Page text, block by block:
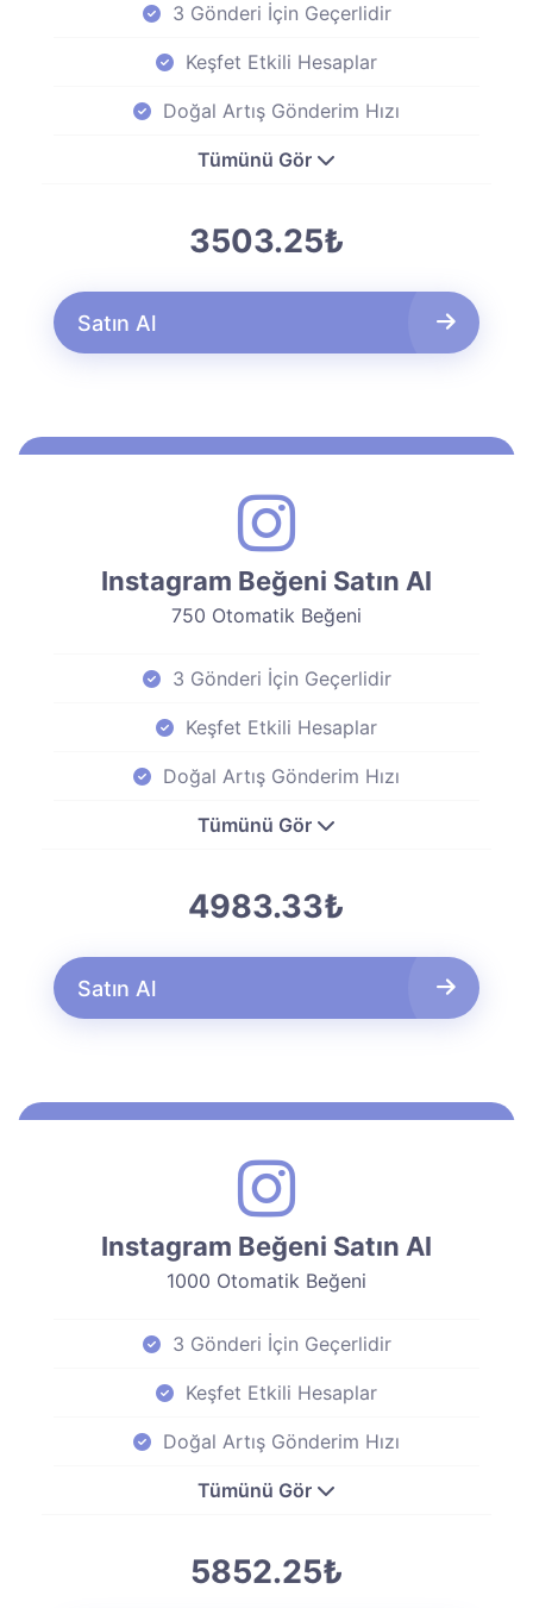
3 Gönderi İçin Geçerlidir
Keşfet Etkili Hesaplar
Doğal Artış Gönderim Hızı
Tümünü Gör
3503.25₺
Satın Al
Instagram Beğeni Satın Al
750 Otomatik Beğeni
3 Gönderi İçin Geçerlidir
Keşfet Etkili Hesaplar
Doğal Artış Gönderim Hızı
Tümünü Gör
4983.33₺
Satın Al
Instagram Beğeni Satın Al
1000 Otomatik Beğeni
3 Gönderi İçin Geçerlidir
Keşfet Etkili Hesaplar
Doğal Artış Gönderim Hızı
Tümünü Gör
5852.25₺